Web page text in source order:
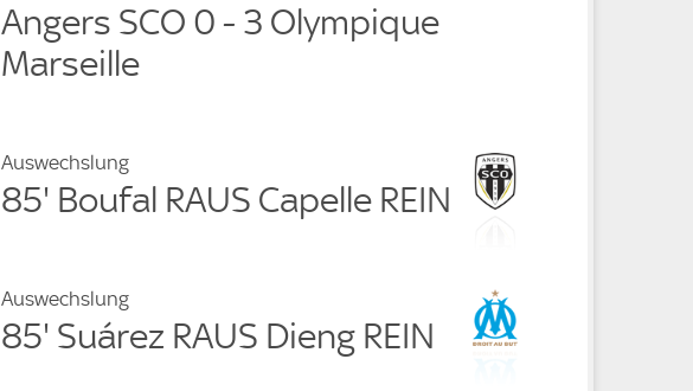
Angers SCO 0 - 3 Olympique
Marseille
Auswechslung
85' Boufal RAUS Capelle REIN
Auswechslung
85' Suárez RAUS Dieng REIN